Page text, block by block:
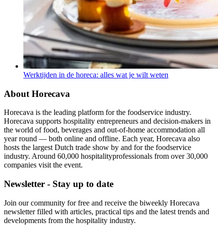
Werktijden in de horeca: alles wat je wilt weten
About Horecava
Horecava is the leading platform for the foodservice industry.
Horecava supports hospitality entrepreneurs and decision-makers in
the world of food, beverages and out-of-home accommodation all
year round — both online and offline. Each year, Horecava also
hosts the largest Dutch trade show by and for the foodservice
industry. Around 60,000 hospitalityprofessionals from over 30,000
companies visit the event.
Newsletter - Stay up to date
Join our community for free and receive the biweekly Horecava
newsletter filled with articles, practical tips and the latest trends and
developments from the hospitality industry.